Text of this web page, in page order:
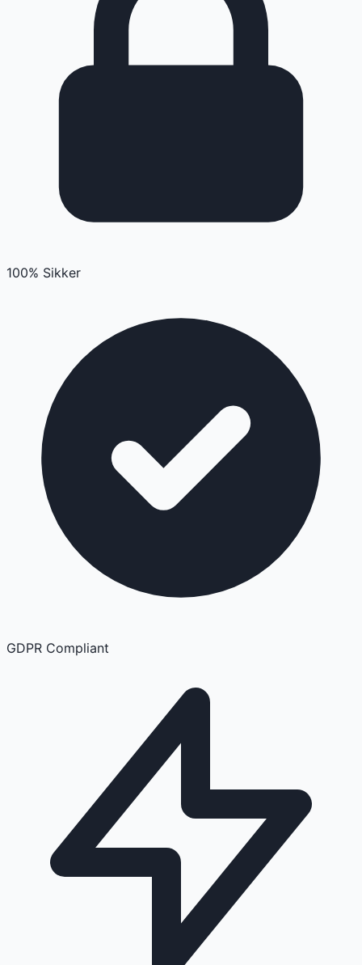
100% Sikker
GDPR Compliant